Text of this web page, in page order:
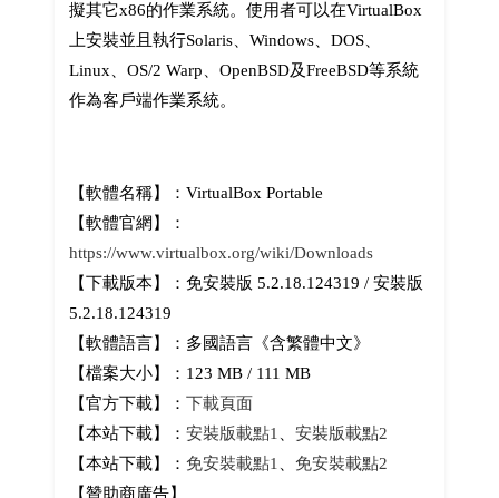
擬其它x86的作業系統。使用者可以在VirtualBox
上安裝並且執行Solaris、Windows、DOS、
Linux、OS/2 Warp、OpenBSD及FreeBSD等系統
作為客戶端作業系統。
【軟體名稱】：VirtualBox Portable
【軟體官網】：
https://www.virtualbox.org/wiki/Downloads
【下載版本】：免安裝版 5.2.18.124319 / 安裝版
5.2.18.124319
【軟體語言】：多國語言《含繁體中文》
【檔案大小】：123 MB / 111 MB
【官方下載】： 下載頁面
【本站下載】： 安裝版載點1、 安裝版載點2
【本站下載】： 免安裝載點1、 免安裝載點2
【贊助商廣告】